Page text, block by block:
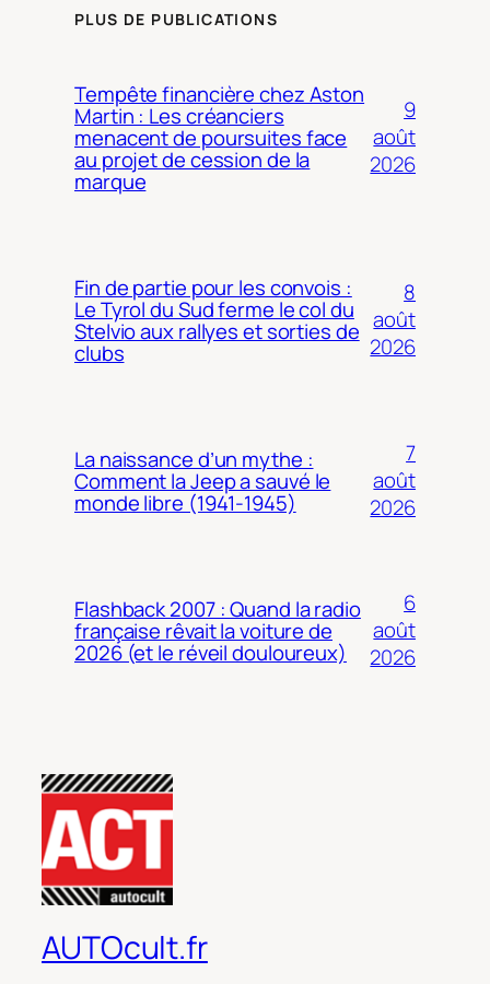
PLUS DE PUBLICATIONS
Tempête financière chez Aston
Martin : Les créanciers
menacent de poursuites face
au projet de cession de la
marque
9
août
2026
Fin de partie pour les convois :
Le Tyrol du Sud ferme le col du
Stelvio aux rallyes et sorties de
clubs
8
août
2026
La naissance d’un mythe :
Comment la Jeep a sauvé le
monde libre (1941-1945)
7
août
2026
Flashback 2007 : Quand la radio
française rêvait la voiture de
2026 (et le réveil douloureux)
6
août
2026
AUTOcult.fr